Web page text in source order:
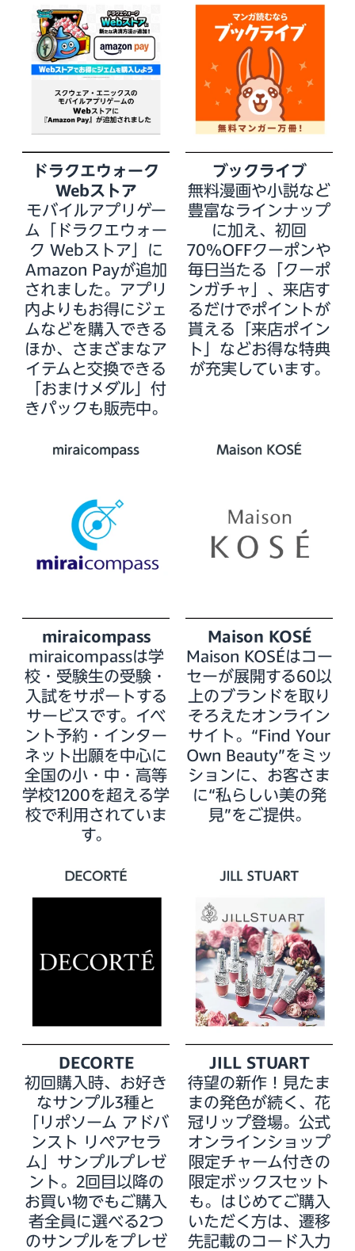
ドラクエウォーク
Webストア
モバイルアプリゲー
ム「ドラクエウォー
ク Webストア」に
Amazon Payが追加
されました。アプリ
内よりもお得にジェ
ムなどを購入できる
ほか、さまざまなア
イテムと交換できる
「おまけメダル」付
きパックも販売中。
ブックライブ
無料漫画や小説など
豊富なラインナップ
に加え、初回
70％OFFクーポンや
毎日当たる「クーポ
ンガチャ」、来店す
るだけでポイントが
貰える「来店ポイン
ト」などお得な特典
が充実しています。
miraicompass
miraicompassは学
校・受験生の受験・
入試をサポートする
サービスです。イベ
ント予約・インター
ネット出願を中心に
全国の小・中・高等
学校1200を超える学
校で利用されていま
す。
Maison KOSÉ
Maison KOSÉはコー
セーが展開する60以
上のブランドを取り
そろえたオンライン
サイト。“Find Your
Own Beauty”をミッ
ションに、お客さま
に“私らしい美の発
見”をご提供。
DECORTE
初回購入時、お好き
なサンプル3種と
「リポソーム アドバ
ンスト リペアセラ
ム」サンプルプレゼ
ント。2回目以降の
お買い物でもご購入
者全員に選べる2つ
のサンプルをプレゼ
JILL STUART
待望の新作！見たま
まの発色が続く、花
冠リップ登場。公式
オンラインショップ
限定チャーム付きの
限定ボックスセット
も。はじめてご購入
いただく方は、遷移
先記載のコード入力